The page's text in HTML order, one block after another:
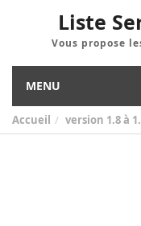
Liste
Vous propose
MENU
Accueil version 1.8 à